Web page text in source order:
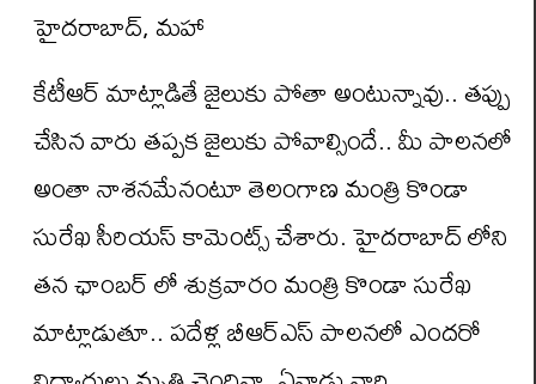
హైదరాబాద్, మహా
కేటీఆర్ మాట్లాడితే జైలుకు పోతా అంటున్నావు.. తప్పు
చేసిన వారు తప్పక జైలుకు పోవాల్సిందే.. మీ పాలనలో
అంతా నాశనమేనంటూ తెలంగాణ మంత్రి కొండా
సురేఖ సీరియస్ కామెంట్స్ చేశారు. హైదరాబాద్ లోని
తన ఛాంబర్ లో శుక్రవారం మంత్రి కొండా సురేఖ
మాట్లాడుతూ.. పదేళ్ల బీఆర్ఎస్ పాలనలో ఎందరో